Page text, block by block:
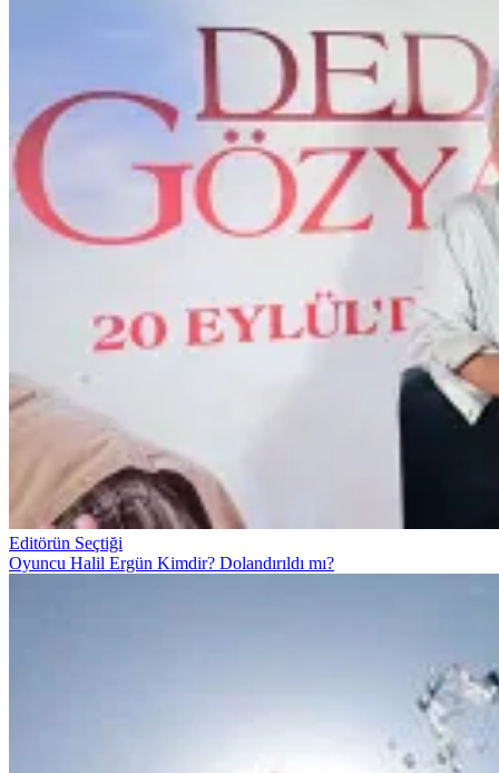
Editörün Seçtiği
Oyuncu Halil Ergün Kimdir? Dolandırıldı mı?